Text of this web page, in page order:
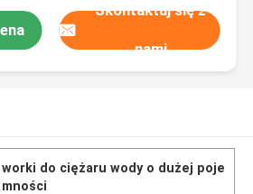
Skontaktuj się z
nami
worki do ciężaru wody o dużej poje
mności